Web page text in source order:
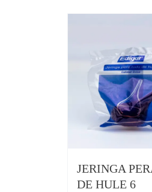
JERINGA
DE HULE 6